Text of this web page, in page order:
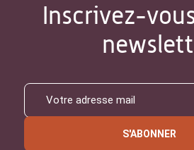
Inscrivez-
S'ABONNER